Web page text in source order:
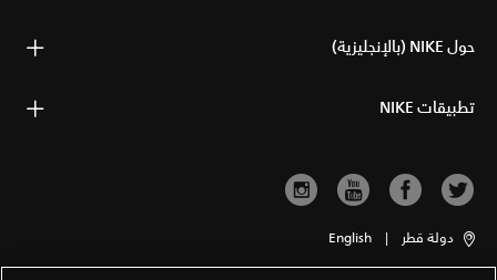
حول NIKE (بالإنجليزية)
تطبيقات NIKE
دولة قطر |
English